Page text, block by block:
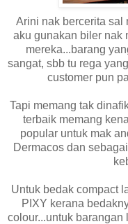
Arini nak bercerita sal
aku gunakan biler nak
mereka...barang
sangat, sbb tu rega
customer pun
Tapi memang tak
terbaik memang
popular untuk mak
Dermacos dan
Untuk bedak compact
PIXY kerana
colour...untuk